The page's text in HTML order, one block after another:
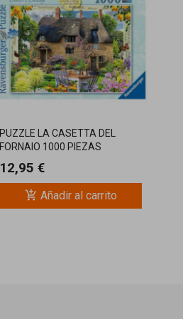
PUZZLE LA CASETTA DEL
FORNAIO 1000 PIEZAS
12,95 €
add_shopping_cart Añadir al carrito